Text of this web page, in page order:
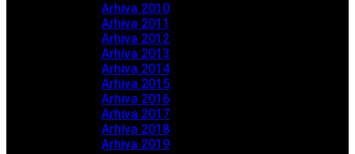
Arhiva 2010
Arhiva 2011
Arhiva 2012
Arhiva 2013
Arhiva 2014
Arhiva 2015
Arhiva 2016
Arhiva 2017
Arhiva 2018
Arhiva 2019